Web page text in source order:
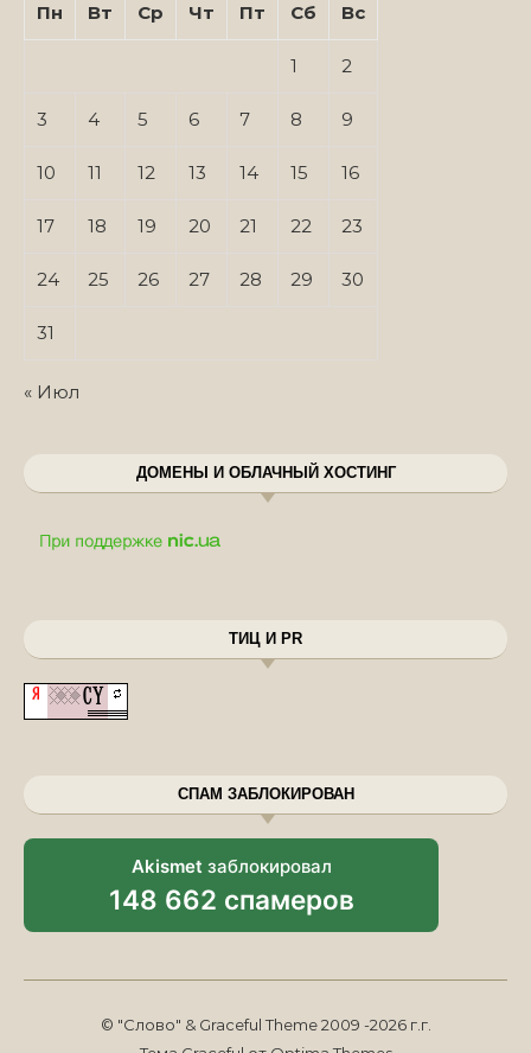
Пн
Вт Ср Чт Пт Сб Вс
1 2
3 4 5 6 7 8 9
10 11 12 13 14 15 16
17 18 19 20 21 22 23
24 25 26 27 28 29 30
31
« Июл
ДОМЕНЫ И ОБЛАЧНЫЙ ХОСТИНГ
ТИЦ И PR
СПАМ ЗАБЛОКИРОВАН
Akismet заблокировал
148 662 спамеров
© "Слово" & Graceful Theme 2009 -2026 г.г.